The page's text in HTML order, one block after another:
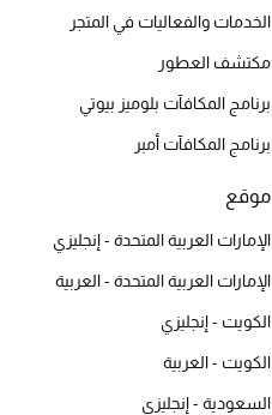
الخدمات والفعاليات في المتجر
مكتشف العطور
برنامج المكافآت بلوميز بيوتي
برنامج المكافآت أمبر
موقع
الإمارات العربية المتحدة - إنجليزي
الإمارات العربية المتحدة - العربية
الكويت - إنجليزي
الكويت - العربية
السعودية - إنجليزي